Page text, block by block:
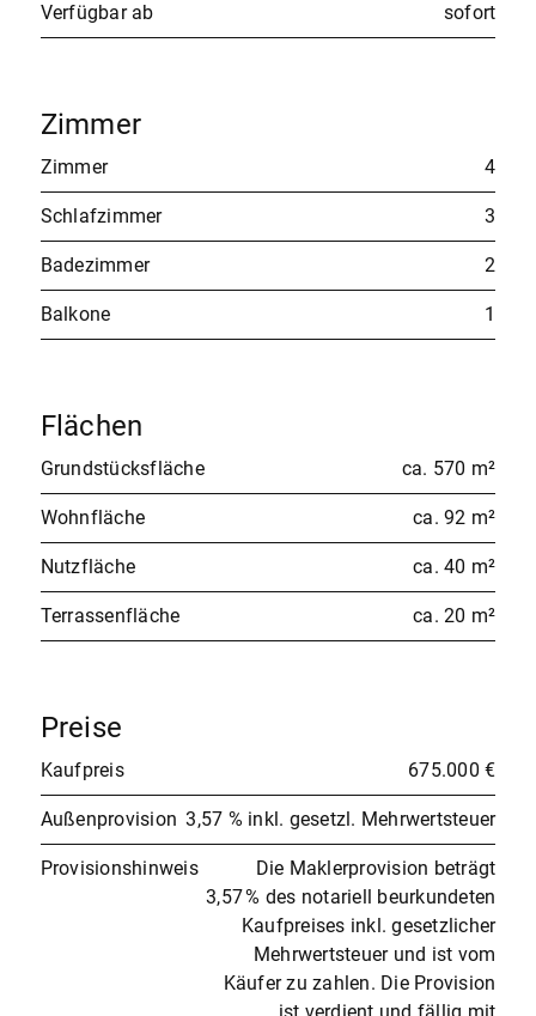
Verfügbar ab sofort
Zimmer
Zimmer 4
Schlafzimmer 3
Badezimmer 2
Balkone 1
Flächen
Grundstücksfläche ca. 570 m²
Wohnfläche ca. 92 m²
Nutzfläche ca. 40 m²
Terrassenfläche ca. 20 m²
Preise
Kaufpreis 675.000 €
Außenprovision 3,57 % inkl. gesetzl. Mehrwertsteuer
Provisionshinweis
Die Maklerprovision beträgt
3,57 % des notariell beurkundeten
Kaufpreises inkl. gesetzlicher
Mehrwertsteuer und ist vom
Käufer zu zahlen. Die Provision